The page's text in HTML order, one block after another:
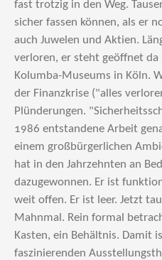
fast trotzig in den Weg.
sicher fassen können, als er
auch Juwelen und Aktien.
verloren, er steht geöffnet da
Kolumba-Museums in Köln.
der Finanzkrise ("alles
Plünderungen.
1986 entstandene Arbeit
einem großbürgerlichen
hat in den Jahrzehnten an
dazugewonnen. Er ist
weit offen. Er ist leer. Jetzt
Mahnmal. Rein formal
Kasten, ein Behältnis. Damit
faszinierenden